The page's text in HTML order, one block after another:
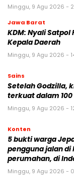
Minggu, 9 Agu 2026 -
Jawa Barat
KDM: Nyali Satpol
Kepala Daerah
Minggu, 9 Agu 2026 -
Sains
Setelah Godzilla,
terkuat dalam
Minggu, 9 Agu 2026 -
Konten
5 bukti warga
pengguna jalan di
perumahan, di
Minggu, 9 Agu 2026 -